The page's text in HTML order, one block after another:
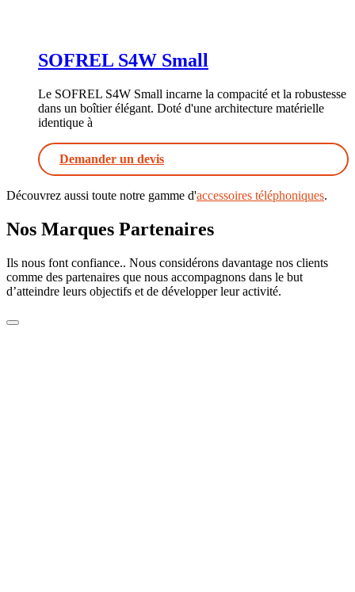
SOFREL S4W Small
Le SOFREL S4W Small incarne la compacité et la robustesse
dans un boîtier élégant. Doté d'une architecture matérielle
identique à
Demander un devis
Découvrez aussi toute notre gamme d'accessoires téléphoniques.
Nos Marques Partenaires
Ils nous font confiance.. Nous considérons davantage nos clients
comme des partenaires que nous accompagnons dans le but
d’atteindre leurs objectifs et de développer leur activité.